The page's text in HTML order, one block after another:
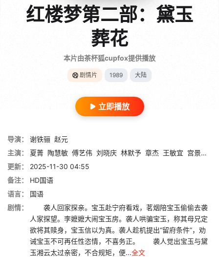
红楼梦第二部：黛玉
葬花
本片由茶杯狐cupfox提供播放
剧情片 1989 大陆
立即播放
导演： 谢铁骊 赵元
主演：
夏菁 陶慧敏 傅艺伟 刘晓庆 林默予 章杰 王敏宜 宫景华
更新：
2025-11-30 04:55
备注：
HD国语
语言：
国语
剧情：
袭人回家探亲。宝玉赴宁府看戏，茗烟陪宝玉偷偷去袭
人家探望。李嬷嬷大闹宝玉房。袭人哄骗宝玉，称其母兄定
欲将其赎身，宝玉信以为真。袭人趁机提出“留府条件”，劝
诫宝玉不可再任性恣情，不喜务正。 袭人觉出宝玉与黛
玉湘云太过亲密，不合规矩，便...全文